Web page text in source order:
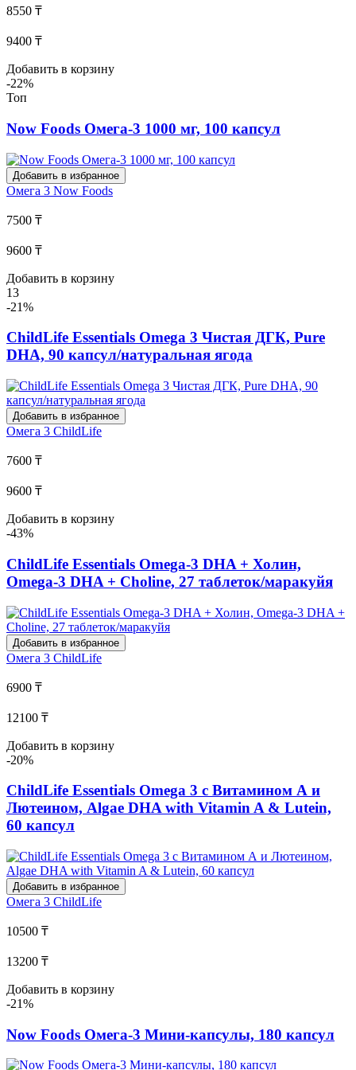
8550 ₸
9400 ₸
Добавить в корзину
-22%
Топ
Now Foods Омега-3 1000 мг, 100 капсул
Добавить в избранное
Омега 3 Now Foods
7500 ₸
9600 ₸
Добавить в корзину
13
-21%
ChildLife Essentials Omega 3 Чистая ДГК, Pure
DHA, 90 капсул/натуральная ягода
Добавить в избранное
Омега 3 ChildLife
7600 ₸
9600 ₸
Добавить в корзину
-43%
ChildLife Essentials Omega-3 DHA + Холин,
Omega-3 DHA + Choline, 27 таблеток/маракуйя
Добавить в избранное
Омега 3 ChildLife
6900 ₸
12100 ₸
Добавить в корзину
-20%
ChildLife Essentials Omega 3 с Витамином А и
Лютеином, Algae DHA with Vitamin A & Lutein,
60 капсул
Добавить в избранное
Омега 3 ChildLife
10500 ₸
13200 ₸
Добавить в корзину
-21%
Now Foods Омега-3 Мини-капсулы, 180 капсул